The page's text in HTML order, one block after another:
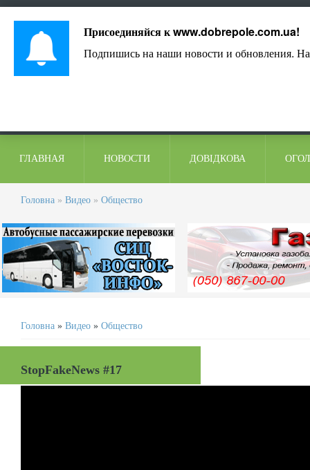
ГЛАВНАЯ НОВОСТИ ДОВІДКОВА
Головна » Видео » Общество
Головна » Видео » Общество
StopFakeNews #17
Присоединяйся кwww.dobrepole.com.ua!
Подпишись на наши новости и обновления.